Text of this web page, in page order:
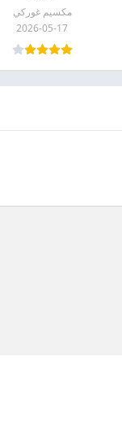
مكسيم غوركي
2026-05-17